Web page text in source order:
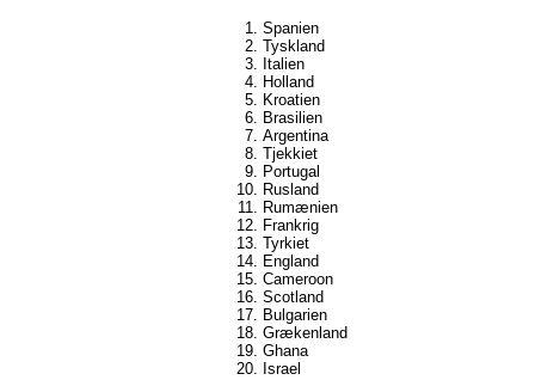
Spanien
Tyskland
Italien
Holland
Kroatien
Brasilien
Argentina
Tjekkiet
Portugal
Rusland
Rumænien
Frankrig
Tyrkiet
England
Cameroon
Scotland
Bulgarien
Grækenland
Ghana
Israel